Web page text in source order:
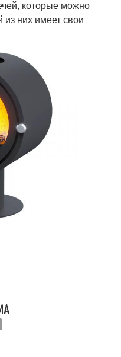
которые можно
них имеет свои